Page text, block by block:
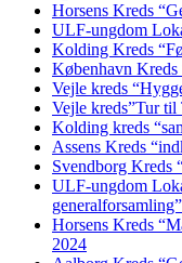
Horsens Kreds
ULF-ungdom
Kolding Kreds
København Kreds
Vejle kreds
Vejle kreds”Tur
Kolding kreds
Assens Kreds
Svendborg Kreds
ULF-ungdom
Horsens Kreds
2024